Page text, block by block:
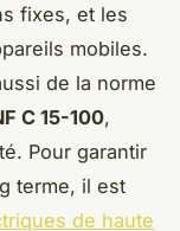
fixes, et les
mobiles.
de la norme
C 15-100,
Pour garantir
terme, il est
de haute